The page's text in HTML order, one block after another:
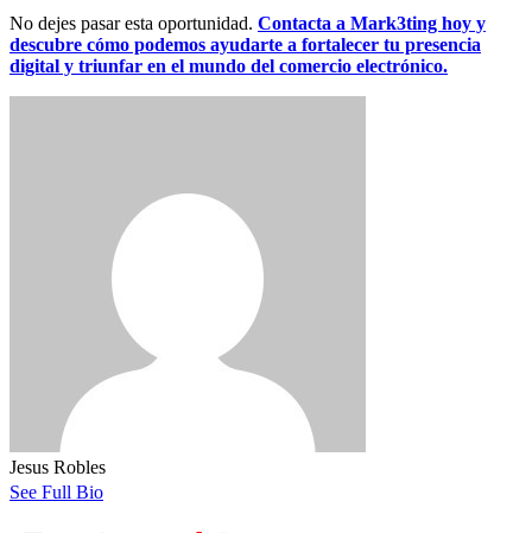
No dejes pasar esta oportunidad. Contacta a Mark3ting hoy y
descubre cómo podemos ayudarte a fortalecer tu presencia
digital y triunfar en el mundo del comercio electrónico.
Jesus Robles
See Full Bio